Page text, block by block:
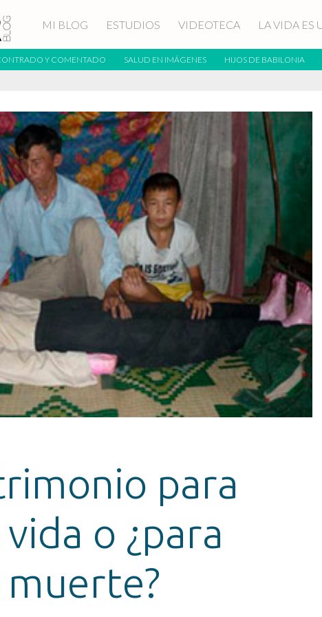
MI BLOG ESTUDIOS VIDEOTECA LA VIDA ES
Y COMENTADO SALUD EN IMÁGENES HIJOS DE BABILONIA
para
o ¿para